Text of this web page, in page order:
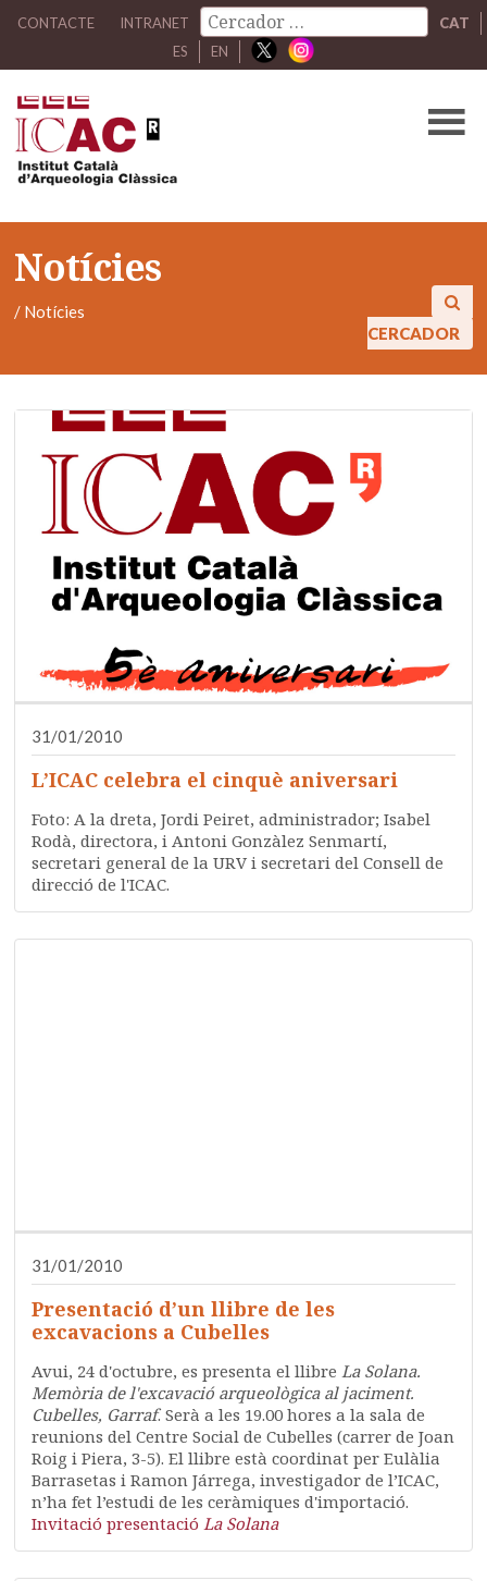
CONTACTE INTRANET
CAT
ES
EN
Notícies
/ Notícies
CERCADOR
31/01/2010
L’ICAC celebra el cinquè aniversari
Foto: A la dreta, Jordi Peiret, administrador; Isabel
Rodà, directora, i Antoni Gonzàlez Senmartí,
secretari general de la URV i secretari del Consell de
direcció de l'ICAC.
31/01/2010
Presentació d’un llibre de les
excavacions a Cubelles
Avui, 24 d'octubre, es presenta el llibreLa Solana.
Memòria de l'excavació arqueològica al jaciment.
Cubelles, Garraf. Serà a les 19.00 hores a la sala de
reunions del Centre Social de Cubelles (carrer de Joan
Roig i Piera, 3-5). El llibre està coordinat per Eulàlia
Barrasetas i Ramon Járrega, investigador de l’ICAC,
n’ha fet l’estudi de les ceràmiques d'importació.
Invitació presentacióLa Solana